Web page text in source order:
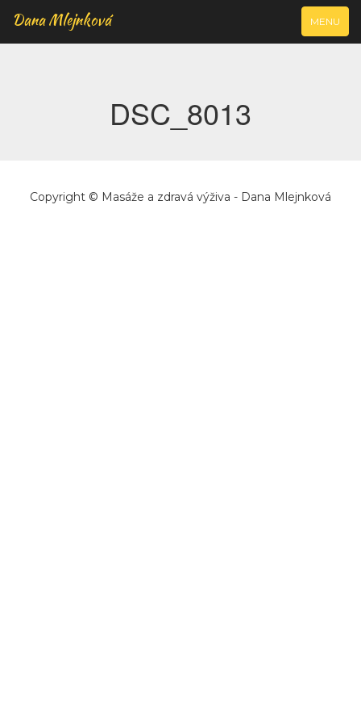
VYJÍŽDĚCÍ
NAVIGACE
MENU
Dana Mlejnková
DSC_8013
Copyright © Masáže a zdravá výživa - Dana Mlejnková